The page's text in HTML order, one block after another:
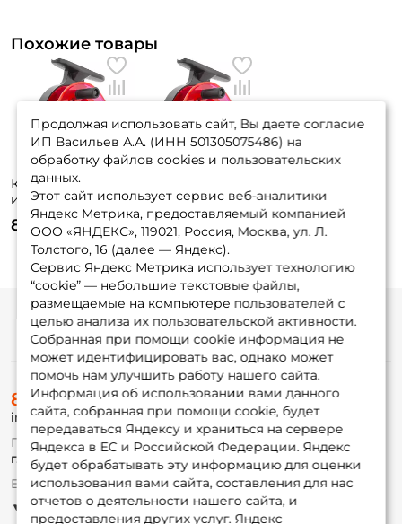
Похожие товары
Катушка
инерционная Три
Кита Проводочная
КП-75 красная
85 ₽
инерционная Три
Кита Проводочная
КП-65 красная
75 ₽
Продолжая использовать сайт, Вы даете согласие
ИП Васильев А.А. (ИНН 501305075486) на
обработку файлов cookies и пользовательских
данных.
Этот сайт использует сервис веб-аналитики
Яндекс Метрика, предоставляемый компанией
ООО «ЯНДЕКС», 119021, Россия, Москва, ул. Л.
Толстого, 16 (далее — Яндекс).
Сервис Яндекс Метрика использует технологию
“cookie” — небольшие текстовые файлы,
размещаемые на компьютере пользователей с
целью анализа их пользовательской активности.
Собранная при помощи cookie информация не
может идентифицировать вас, однако может
помочь нам улучшить работу нашего сайта.
Информация об использовании вами данного
сайта, собранная при помощи cookie, будет
передаваться Яндексу и храниться на сервере
Яндекса в ЕС и Российской Федерации. Яндекс
будет обрабатывать эту информацию для оценки
использования вами сайта, составления для нас
отчетов о деятельности нашего сайта, и
предоставления других услуг. Яндекс
Информация
О магазине
Доставка
Оплата
Fox-bonus
Гуру
Партнерская программа
8 (495) 532-77-88
info@foxfishing.ru
По вопросам с заказом
г. Москва, ул. Плеханова д.7
Ежедневно 10:00 до 20:00